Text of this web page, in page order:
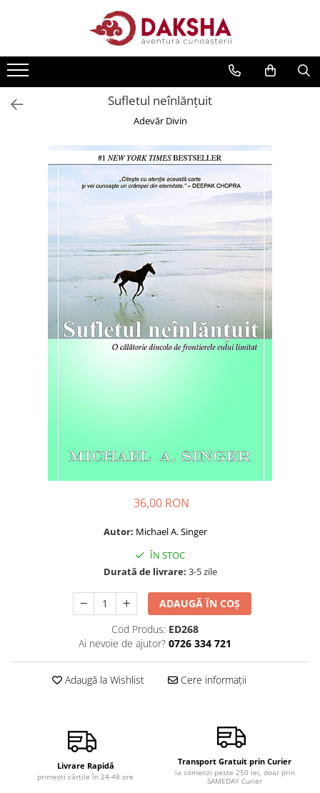
Editura Daksha
Seria Radu Cinamar
Seria David Icke
Seria Immanuel Velikovsky
Dezvăluiri
Extratereștrii
Transformare spirituală
Psihologie
Dezvoltare personală
Astrologie
Seria Helena Blavatsky
Povestiri
Psihologie practică
Sexualitate
Lumea îngerilor
Sufletul neînlănţuit
Adevăr Divin
36,00 RON
Autor: Michael A. Singer
ÎN STOC
Durată de livrare: 3-5 zile
ADAUGĂ ÎN COȘ
Cod Produs: ED268
Ai nevoie de ajutor? 0726 334 721
Adaugă la Wishlist Cere informații
Livrare Rapidă
primești cărțile în 24-48 ore
Transport Gratuit prin Curier
la comenzi peste 250 lei, doar prin
SAMEDAY Curier